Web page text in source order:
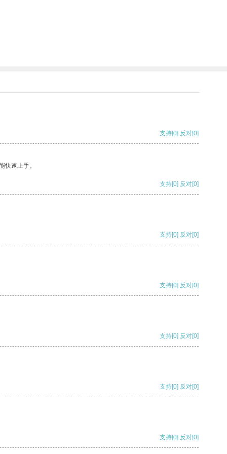
支持[0] 反对[0]
快速上手。
支持[0] 反对[0]
支持[0] 反对[0]
支持[0] 反对[0]
支持[0] 反对[0]
支持[0] 反对[0]
支持[0] 反对[0]